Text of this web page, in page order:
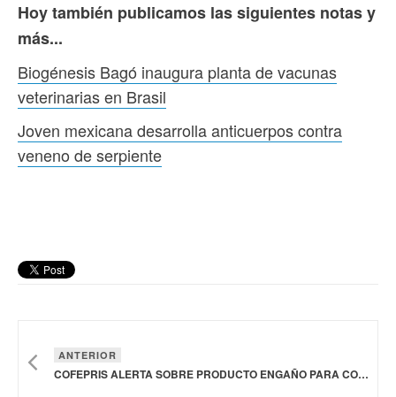
Hoy también publicamos las siguientes notas y
más...
Biogénesis Bagó inaugura planta de vacunas
veterinarias en Brasil
Joven mexicana desarrolla anticuerpos contra
veneno de serpiente
ANTERIOR
COFEPRIS ALERTA SOBRE PRODUCTO ENGAÑO PARA CONTROLAR DIABETES E HIPERTENSIÓN